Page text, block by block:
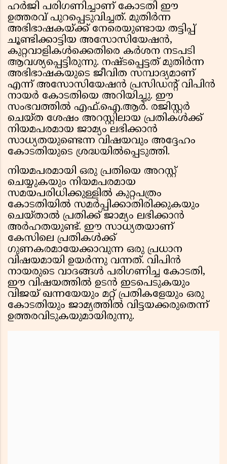
ഹർജി പരിഗണിച്ചാണ് കോടതി ഈ
ഉത്തരവ് പുറപ്പെടുവിച്ചത്. മുതിർന്ന
അഭിഭാഷകയ്ക്ക് നേരെയുണ്ടായ തട്ടിപ്പ്
ചൂണ്ടിക്കാട്ടിയ അസോസിയേഷൻ,
കുറ്റവാളികൾക്കെതിരെ കർശന നടപടി
ആവശ്യപ്പെട്ടിരുന്നു. നഷ്ടപ്പെട്ടത് മുതിർന്ന
അഭിഭാഷകയുടെ ജീവിത സമ്പാദ്യമാണ്
എന്ന് അസോസിയേഷൻ പ്രസിഡൻ്റ് വിപിൻ
നായർ കോടതിയെ അറിയിച്ചു. ഈ
സംഭവത്തിൽ എഫ്.ഐ.ആർ. രജിസ്റ്റർ
ചെയ്ത ശേഷം അറസ്റ്റിലായ പ്രതികൾക്ക്
നിയമപരമായ ജാമ്യം ലഭിക്കാൻ
സാധ്യതയുണ്ടെന്ന വിഷയവും അദ്ദേഹം
കോടതിയുടെ ശ്രദ്ധയിൽപ്പെടുത്തി.
നിയമപരമായി ഒരു പ്രതിയെ അറസ്റ്റ്
ചെയ്യുകയും നിയമപരമായ
സമയപരിധിക്കുള്ളിൽ കുറ്റപത്രം
കോടതിയിൽ സമർപ്പിക്കാതിരിക്കുകയും
ചെയ്താൽ പ്രതിക്ക് ജാമ്യം ലഭിക്കാൻ
അർഹതയുണ്ട്. ഈ സാധ്യതയാണ്
കേസിലെ പ്രതികൾക്ക്
ഗുണകരമായേക്കാവുന്ന ഒരു പ്രധാന
വിഷയമായി ഉയർന്നു വന്നത്. വിപിൻ
നായരുടെ വാദങ്ങൾ പരിഗണിച്ച കോടതി,
ഈ വിഷയത്തിൽ ഉടൻ ഇടപെടുകയും
വിജയ് ഖന്നയേയും മറ്റ് പ്രതികളേയും ഒരു
കോടതിയും ജാമ്യത്തിൽ വിട്ടയക്കരുതെന്ന്
ഉത്തരവിടുകയുമായിരുന്നു.